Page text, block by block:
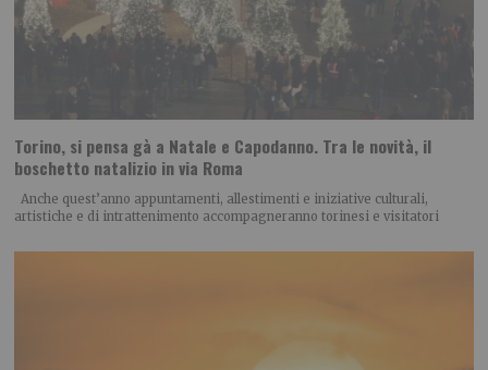
Torino, si pensa gà a Natale e Capodanno. Tra le novità, il
boschetto natalizio in via Roma
Anche quest’anno appuntamenti, allestimenti e iniziative culturali,
artistiche e di intrattenimento accompagneranno torinesi e visitatori